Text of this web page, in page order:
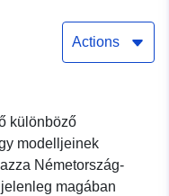
Actions
különböző
modelljeinek
Németország-
magában